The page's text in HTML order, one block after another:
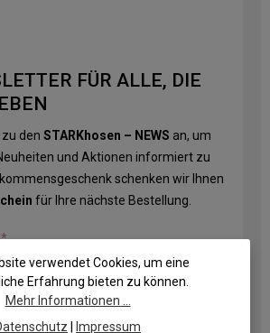
FÜR ALLE, DIE
den STARKhosen – NEWS an, um
und Aktionen informiert zu
schenken wir Ihnen
für Ihre nächste Bestellung.
*
verwendet Cookies, um eine
Erfahrung bieten zu können.
Mehr Informationen ...
Impressum